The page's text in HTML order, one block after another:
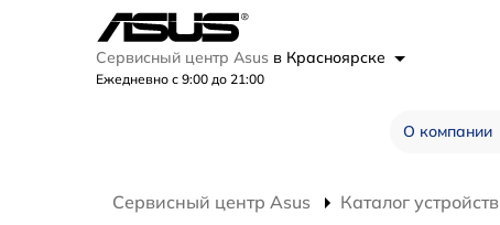
Сервисный центр Asus в Красноярске
Ежедневно с 9:00 до 21:00
О компании
Сервисный центр Asus Каталог устройств